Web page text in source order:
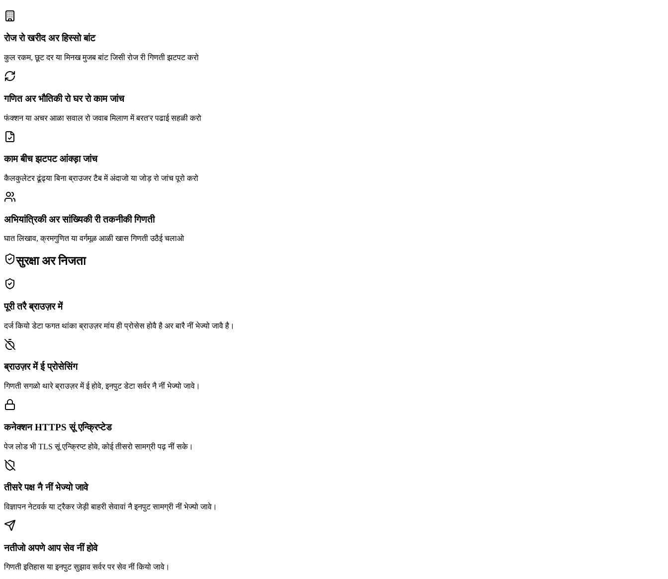
रोज रो खरीद अर हिस्सो बांट
कुल रकम, छूट दर या मिनख मुजब बांट जिसी रोज री गिणती झटपट करो
गणित अर भौतिकी रो घर रो काम जांच
फंक्शन या अचर आळा सवाल रो जवाब मिलाण में बरत'र पढाई सहळी करो
काम बीच झटपट आंक्ड़ा जांच
कैलकुलेटर ढूंढ्या बिना ब्राउजर टैब में अंदाजो या जोड़ रो जांच पूरो करो
अभियांत्रिकी अर सांख्यिकी री तकनीकी गिणती
घात लिखाव, क्रमगुणित या वर्गमूळ आळी खास गिणती उठैई चलाओ
सुरक्षा अर निजता
पूरी तरै ब्राउज़र में
दर्ज कियो डेटा फगत थांका ब्राउज़र मांय ही प्रोसेस होवै है अर बारै नीं भेज्यो जावै है।
ब्राउज़र में ई प्रोसेसिंग
गिणती सगळो थारे ब्राउज़र में ई होवे, इनपुट डेटा सर्वर नै नीं भेज्यो जावे।
कनेक्शन HTTPS सूं एन्क्रिप्टेड
पेज लोड भी TLS सूं एन्क्रिप्ट होवे, कोई तीसरो सामग्री पढ़ नीं सके।
तीसरे पक्ष नै नीं भेज्यो जावे
विज्ञापन नेटवर्क या ट्रैकर जेड़ी बाहरी सेवावां नै इनपुट सामग्री नीं भेज्यो जावे।
नतीजो अपणे आप सेव नीं होवे
गिणती इतिहास या इनपुट सुझाव सर्वर पर सेव नीं कियो जावे।